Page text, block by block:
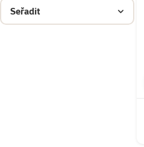
Seřadit